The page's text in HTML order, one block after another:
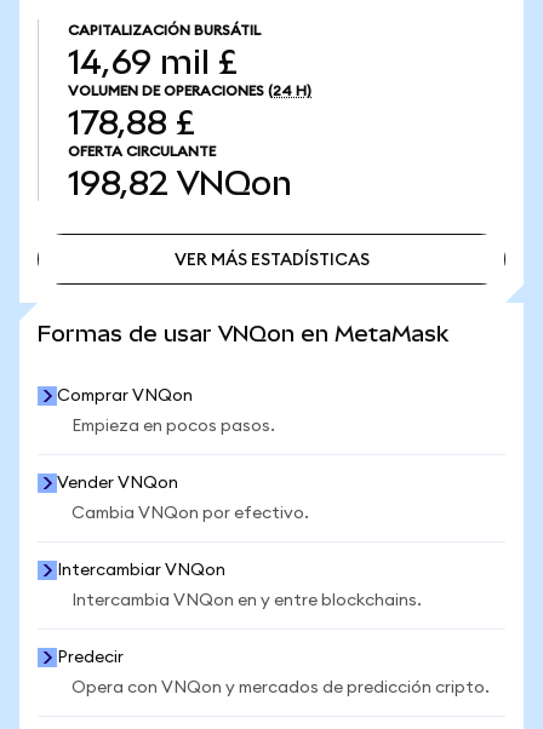
CAPITALIZACIÓN BURSÁTIL
14,69 mil £
VOLUMEN DE OPERACIONES (24 H)
178,88 £
OFERTA CIRCULANTE
198,82 VNQon
VER MÁS ESTADÍSTICAS
Formas de usar VNQon en MetaMask
Comprar VNQon
Empieza en pocos pasos.
Vender VNQon
Cambia VNQon por efectivo.
Intercambiar VNQon
Intercambia VNQon en y entre blockchains.
Predecir
Opera con VNQon y mercados de predicción cripto.